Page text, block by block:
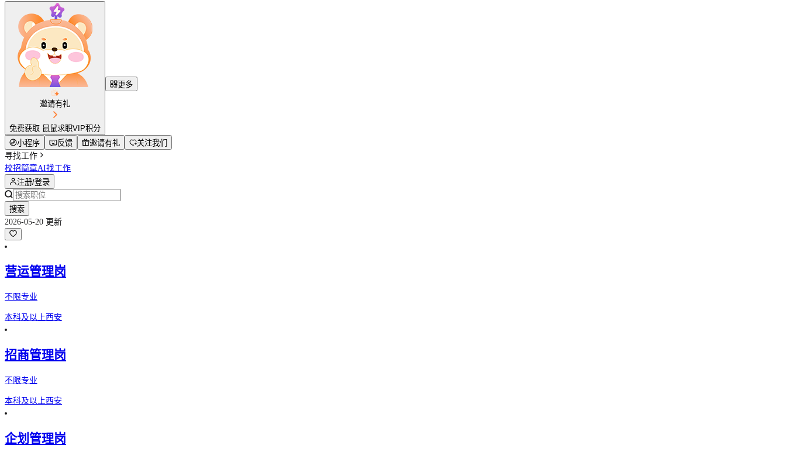
邀请有礼
免费获取 鼠鼠求职VIP积分
更多
小程序 反馈 邀请有礼
关注我们
寻找工作
校招简章AI找工作
注册/登录
搜索
2026-05-20 更新
营运管理岗
不限专业
本科及以上西安
招商管理岗
不限专业
本科及以上西安
企划管理岗